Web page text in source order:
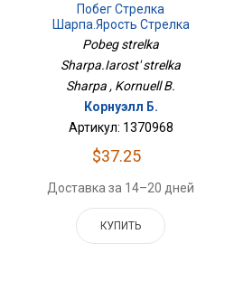
Побег Стрелка
Шарпа.Ярость Стрелка
Шарпа
Pobeg strelka
Sharpa.Iarost' strelka
Sharpa , Kornuell B.
Корнуэлл Б.
Артикул: 1370968
$37.25
Доставка за 14–20 дней
КУПИТЬ